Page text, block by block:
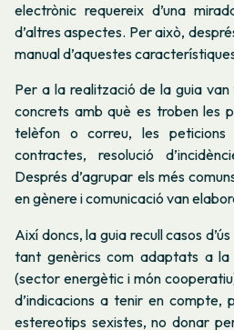
electrònic requereix d’una
d’altres aspectes. Per això,
manual d’aquestes
Per a la realització de la guia
concrets amb què es troben les
telèfon o correu, les peticions
contractes, resolució
Després d’agrupar els més
en gènere i comunicació van
Així doncs, la guia recull casos
tant genèrics com adaptats a la
(sector energètic i món
d’indicacions a tenir en compte,
estereotips sexistes, no donar